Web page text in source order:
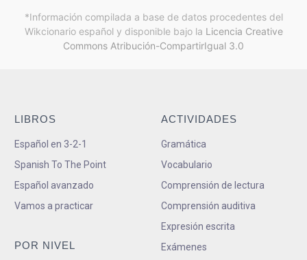
*Información compilada a base de datos procedentes del
Wikcionario español y disponible bajo la Licencia Creative
Commons Atribución-CompartirIgual 3.0
LIBROS
Español en 3-2-1
Spanish To The Point
Español avanzado
Vamos a practicar
POR NIVEL
ACTIVIDADES
Gramática
Vocabulario
Comprensión de lectura
Comprensión auditiva
Expresión escrita
Exámenes